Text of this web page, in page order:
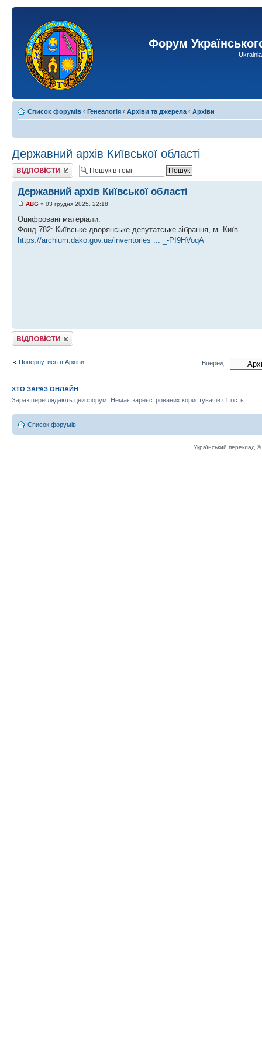
Форум
Список форумів ‹ Генеалогія ‹ Архіви та джерела ‹ Архіви
Державний архів Київської області
Відповісти
Державний архів Київської області
ABG » 03 грудня 2025, 22:18
Оцифровані матеріали:
Фонд 782: Київське дворянське депутатське зібрання, м. Київ
https://archium.dako.gov.ua/inventories ... _-PI9HVoqA
Відповісти
Повернутись в Архіви Вперед:
ХТО ЗАРАЗ ОНЛАЙН
Зараз переглядають цей форум: Немає зареєстрованих користувачів і 1 гість
Список форумів
Український переклад